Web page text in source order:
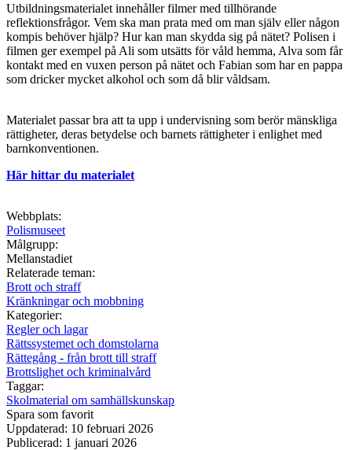
Utbildningsmaterialet innehåller filmer med tillhörande
reflektionsfrågor. Vem ska man prata med om man själv eller någon
kompis behöver hjälp? Hur kan man skydda sig på nätet? Polisen i
filmen ger exempel på Ali som utsätts för våld hemma, Alva som får
kontakt med en vuxen person på nätet och Fabian som har en pappa
som dricker mycket alkohol och som då blir våldsam.
Materialet passar bra att ta upp i undervisning som berör mänskliga
rättigheter, deras betydelse och barnets rättigheter i enlighet med
barnkonventionen.
Här hittar du materialet
Webbplats:
Polismuseet
Målgrupp:
Mellanstadiet
Relaterade teman:
Brott och straff
Kränkningar och mobbning
Kategorier:
Regler och lagar
Rättssystemet och domstolarna
Rättegång - från brott till straff
Brottslighet och kriminalvård
Taggar:
Skolmaterial om samhällskunskap
Spara som favorit
Uppdaterad: 10 februari 2026
Publicerad: 1 januari 2026